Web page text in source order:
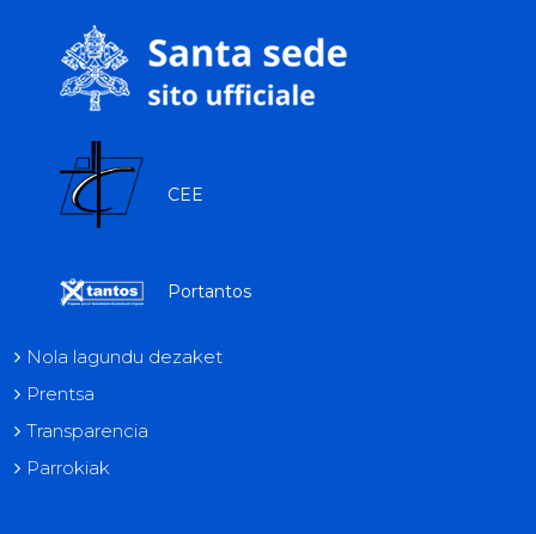
CEE
Portantos
Nola lagundu dezaket
Prentsa
Transparencia
Parrokiak